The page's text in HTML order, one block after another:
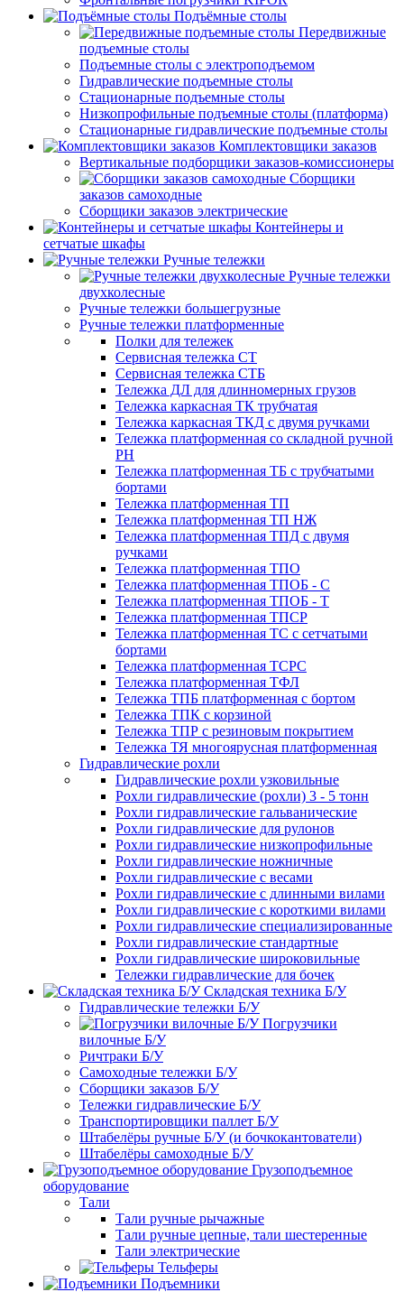
Подъёмные столы
Передвижные
подъемные столы
Подъемные столы с электроподъемом
Гидравлические подъемные столы
Стационарные подъемные столы
Низкопрофильные подъемные столы (платформа)
Стационарные гидравлические подъемные столы
Комплектовщики заказов
Вертикальные подборщики заказов-комиссионеры
Сборщики
заказов самоходные
Сборщики заказов электрические
Контейнеры и
сетчатые шкафы
Ручные тележки
Ручные тележки
двухколесные
Ручные тележки большегрузные
Ручные тележки платформенные
Полки для тележек
Сервисная тележка СТ
Сервисная тележка СТБ
Тележка ДЛ для длинномерных грузов
Тележка каркасная ТК трубчатая
Тележка каркасная ТКД с двумя ручками
Тележка платформенная со складной ручной
PH
Тележка платформенная ТБ с трубчатыми
бортами
Тележка платформенная ТП
Тележка платформенная ТП НЖ
Тележка платформенная ТПД с двумя
ручками
Тележка платформенная ТПО
Тележка платформенная ТПОБ - С
Тележка платформенная ТПОБ - Т
Тележка платформенная ТПСР
Тележка платформенная ТС с сетчатыми
бортами
Тележка платформенная ТСРС
Тележка платформенная ТФЛ
Тележка ТПБ платформенная с бортом
Тележка ТПК с корзиной
Тележка ТПР с резиновым покрытием
Тележка ТЯ многоярусная платформенная
Гидравлические рохли
Гидравлические рохли узковильные
Рохли гидравлические (рохли) 3 - 5 тонн
Рохли гидравлические гальванические
Рохли гидравлические для рулонов
Рохли гидравлические низкопрофильные
Рохли гидравлические ножничные
Рохли гидравлические с весами
Рохли гидравлические с длинными вилами
Рохли гидравлические с короткими вилами
Рохли гидравлические специализированные
Рохли гидравлические стандартные
Рохли гидравлические широковильные
Тележки гидравлические для бочек
Складская техника Б/У
Гидравлические тележки Б/У
Погрузчики
вилочные Б/У
Ричтраки Б/У
Самоходные тележки Б/У
Сборщики заказов Б/У
Тележки гидравлические Б/У
Транспортировщики паллет Б/У
Штабелёры ручные Б/У (и бочкокантователи)
Штабелёры самоходные Б/У
Грузоподъемное
оборудование
Тали
Тали ручные рычажные
Тали ручные цепные, тали шестеренные
Тали электрические
Тельферы
Подъемники